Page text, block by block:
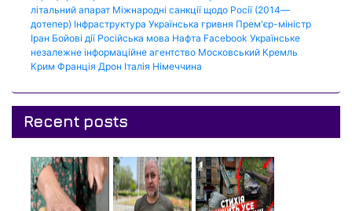
літальний апарат Міжнародні санкції щодо Росії (2014—
дотепер) Інфраструктура Українська гривня Прем'єр-міністр
Іран Бойові дії Російська мова Нафта Facebook Українське
незалежне інформаційне агентство Московський Кремль
Крим Франція Дрон Італія Німеччина
Recent posts